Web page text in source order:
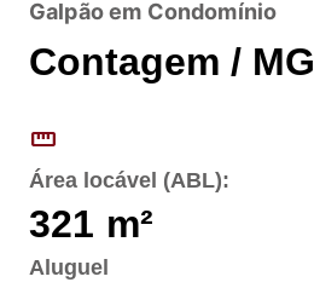
Galpão em Condomínio
Contagem / MG
straighten
Área locável (ABL):
321 m²
Aluguel